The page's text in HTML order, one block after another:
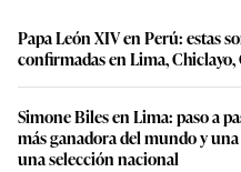
Papa León XIV en Perú: estas
confirmadas en Lima,
Simone Biles en Lima: paso a
más ganadora del mundo y
una selección nacional